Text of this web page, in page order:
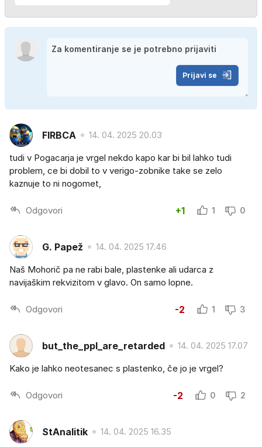
Prijavi se
FIRBCA 14. 04. 2025 20.03
tudi v Pogacarja je vrgel nekdo kapo kar bi bil lahko tudi
problem, ce bi dobil to v verigo-zobnike take se zelo
kaznuje to ni nogomet,
Odgovori +1 1 0
G. Papež 14. 04. 2025 17.46
Naš Mohorič pa ne rabi bale, plastenke ali udarca z
navijaškim rekvizitom v glavo. On samo lopne.
Odgovori -2 1 3
but_the_ppl_are_retarded 14. 04. 2025 17.07
Kako je lahko neotesanec s plastenko, če jo je vrgel?
Odgovori -2 0 2
StAnalitik 14. 04. 2025 16.35